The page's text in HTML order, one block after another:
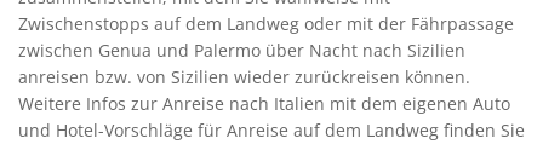
Zwischenstopps auf dem Landweg oder mit der Fährpassage
zwischen Genua und Palermo über Nacht nach Sizilien
anreisen bzw. von Sizilien wieder zurückreisen können.
Weitere Infos zur Anreise nach Italien mit dem eigenen Auto
und Hotel-Vorschläge für Anreise auf dem Landweg finden Sie